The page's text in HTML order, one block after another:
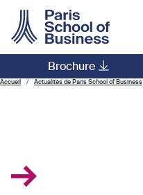
Brochure
Main navigation
Accueil Actualités de Paris School of Business